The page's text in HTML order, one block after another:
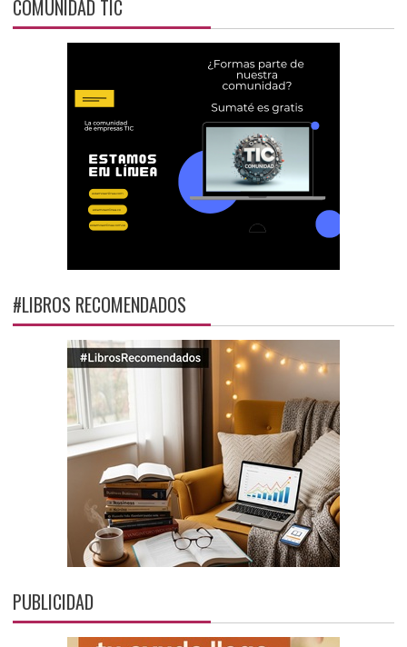
COMUNIDAD TIC
#LIBROS RECOMENDADOS
PUBLICIDAD